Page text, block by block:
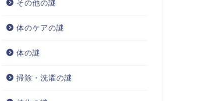
その他の謎
体のケアの謎
体の謎
掃除・洗濯の謎